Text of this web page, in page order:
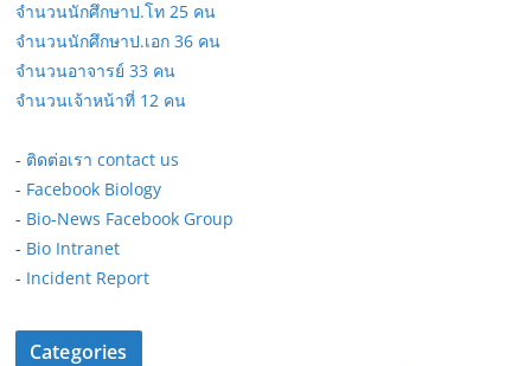
จำนวนนักศึกษาป.โท 25 คน
จำนวนนักศึกษาป.เอก 36 คน
จำนวนอาจารย์ 33 คน
จำนวนเจ้าหน้าที่ 12 คน
- ติดต่อเรา contact us
- Facebook Biology
- Bio-News Facebook Group
- Bio Intranet
- Incident Report
Categories